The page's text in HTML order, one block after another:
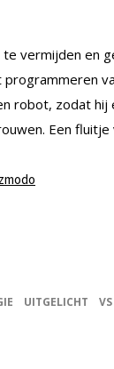
vermijden en
robot, zodat hij
Een fluitje
UITGELICHT VS